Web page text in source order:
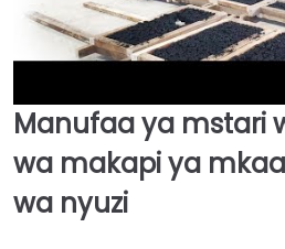
►
Manufaa ya mstari
wa makapi ya
wa nyuzi